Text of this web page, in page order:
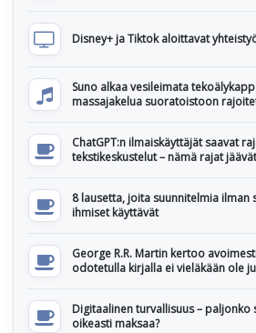
Disney+ ja Tiktok aloittavat
Suno alkaa vesileimata
massajakelua suoratoistoon
ChatGPT:n ilmaiskäyttäjät saavat
tekstikeskustelut – nämä rajat
8 lausetta, joita suunnitelmia ilman
ihmiset käyttävät
George R.R. Martin kertoo
odotetulla kirjalla ei vieläkään ole
Digitaalinen turvallisuus – paljonko
oikeasti maksaa?